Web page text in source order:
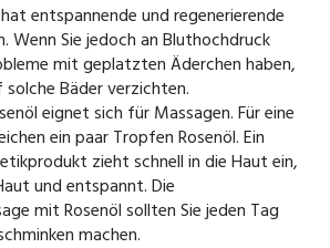
entspannende und regenerierende
Wenn Sie jedoch an Bluthochdruck
mit geplatzten Äderchen haben,
Bäder verzichten.
eignet sich für Massagen. Für eine
ein paar Tropfen Rosenöl. Ein
zieht schnell in die Haut ein,
und entspannt. Die
mit Rosenöl sollten Sie jeden Tag
machen.